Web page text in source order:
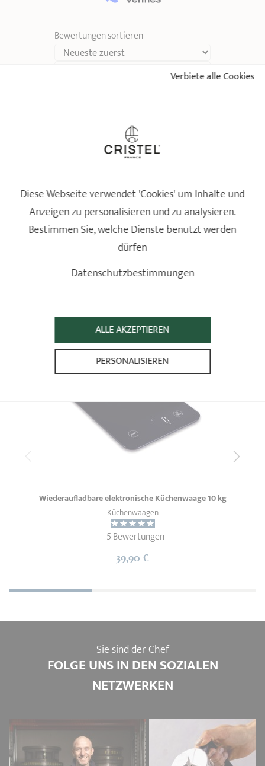
Bewertungen sortieren
Betreffende Referenz: TCBEP05N - Kleine, hochpräzise elektronische
5/5
Fabrication Française Très bonne qualité, facile à utiliser, très précis.
Cristel c'est l'excellence.
Betreffende Referenz: TCBEP05N - Kleine, hochpräzise elektronische
nach einer Bestellung am 19/02/2025 von
Wiederaufladbare elektronische Küchenwaage 10 kg
Küchenwaagen
5 Bewertungen
39,90 €
Sie sind der Chef
FOLGE UNS IN DEN SOZIALEN
NETZWERKEN
Diese Webseite verwendet 'Cookies' um Inhalte und
Anzeigen zu personalisieren und zu analysieren.
Bestimmen Sie, welche Dienste benutzt werden
dürfen
ALLE AKZEPTIEREN
Verbiete alle Cookies
PERSONALISIEREN
Datenschutzbestimmungen